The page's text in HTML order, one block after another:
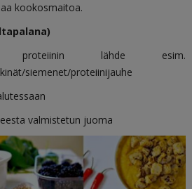
kookosmaitoa.
proteiinin lähde esim.
siemenet/proteiinijauhe
valmistetun juoma